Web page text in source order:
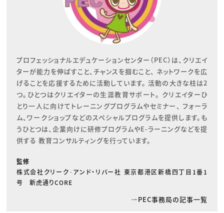
プロフェッショナルエデュケーションセンター（PEC）は、クリエイ
ターが能力を伸ばすこと、チャンスを掴むこと、 ネットワークを広
げることを応援するために活動しています。 活動の大きな柱は2
つ。ひとつはクリエイターの生涯教育サポート。 クリエイターひ
とり一人に向けてトレーニングプログラムやセミナー、 フォーラ
ム、ワークショップなどのスペシャルプログラムを提供します。も
うひとつは、企業向けに研修プログラムやE-ラーニングなどを提
供する 教育コンサルティングを行っています。
監修
株式会社クリーク･アンド・リバー社 東京都港区新橋四丁目1番1
号 新虎通りCORE
PEC事務局の記事一覧